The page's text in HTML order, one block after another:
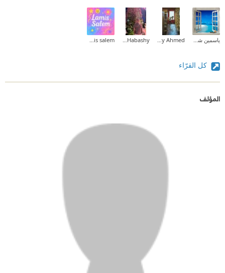
ياسمين شرف Maaly Ahmed
Mohamed Habashy
lamis salem
كل القرّاء
المؤلف